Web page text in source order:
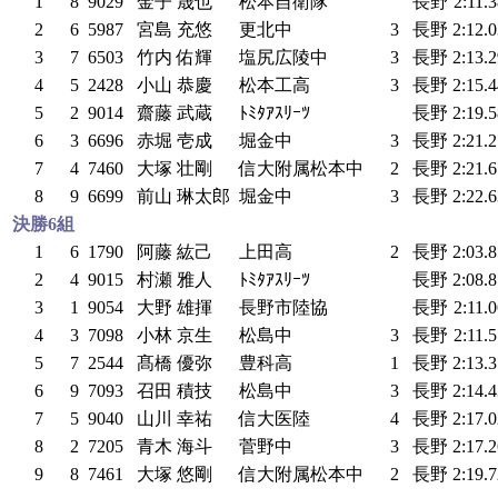
2
6 5987 宮島 充悠 更北中 3 長野
3
7 6503 竹内 佑輝 塩尻広陵中 3 長野
4
5 2428 小山 恭慶 松本工高 3 長野
5
2 9014 齋藤 武蔵 ﾄﾐﾀｱｽﾘｰﾂ 長野
6
3 6696 赤堀 壱成 堀金中 3 長野
7
4 7460 大塚 壮剛 信大附属松本中 2 長野
8
9 6699 前山 琳太郎 堀金中 3 長野
決勝6組
1
6 1790 阿藤 紘己 上田高 2 長野
2
4 9015 村瀬 雅人 ﾄﾐﾀｱｽﾘｰﾂ 長野
3
1 9054 大野 雄揮 長野市陸協 長野
4
3 7098 小林 京生 松島中 3 長野
5
7 2544 髙橋 優弥 豊科高 1 長野
6
9 7093 召田 積技 松島中 3 長野
7
5 9040 山川 幸祐 信大医陸 4 長野
8
2 7205 青木 海斗 菅野中 3 長野
9
8 7461 大塚 悠剛 信大附属松本中 2 長野